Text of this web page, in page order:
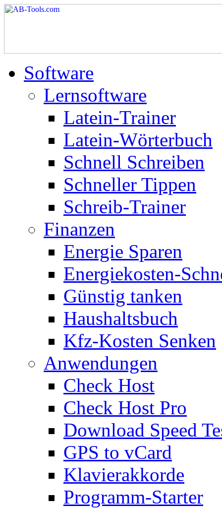
Software
Lernsoftware
Latein-Trainer
Latein-Wörterbuch
Schnell Schreiben
Schneller Tippen
Schreib-Trainer
Finanzen
Energie Sparen
Energiekosten-
Günstig tanken
Haushaltsbuch
Kfz-Kosten Senken
Anwendungen
Check Host
Check Host Pro
Download Speed
GPS to vCard
Klavierakkorde
Programm-Starter